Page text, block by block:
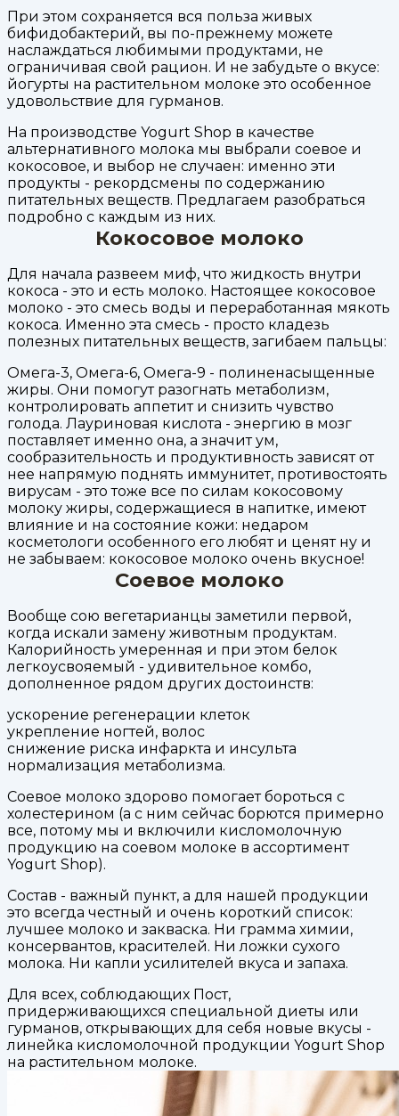
При этом сохраняется вся польза живых
бифидобактерий, вы по-прежнему можете
наслаждаться любимыми продуктами, не
ограничивая свой рацион. И не забудьте о вкусе:
йогурты на растительном молоке это особенное
удовольствие для гурманов.
На производстве Yogurt Shop в качестве
альтернативного молока мы выбрали соевое и
кокосовое, и выбор не случаен: именно эти
продукты - рекордсмены по содержанию
питательных веществ. Предлагаем разобраться
подробно с каждым из них.
Кокосовое молоко
Для начала развеем миф, что жидкость внутри
кокоса - это и есть молоко. Настоящее кокосовое
молоко - это смесь воды и переработанная мякоть
кокоса. Именно эта смесь - просто кладезь
полезных питательных веществ, загибаем пальцы:
Омега-3, Омега-6, Омега-9 - полиненасыщенные
жиры. Они помогут разогнать метаболизм,
контролировать аппетит и снизить чувство
голода. Лауриновая кислота - энергию в мозг
поставляет именно она, а значит ум,
сообразительность и продуктивность зависят от
нее напрямую поднять иммунитет, противостоять
вирусам - это тоже все по силам кокосовому
молоку жиры, содержащиеся в напитке, имеют
влияние и на состояние кожи: недаром
косметологи особенного его любят и ценят ну и
не забываем: кокосовое молоко очень вкусное!
Соевое молоко
Вообще сою вегетарианцы заметили первой,
когда искали замену животным продуктам.
Калорийность умеренная и при этом белок
легкоусвояемый - удивительное комбо,
дополненное рядом других достоинств:
ускорение регенерации клеток
укрепление ногтей, волос
снижение риска инфаркта и инсульта
нормализация метаболизма.
Соевое молоко здорово помогает бороться с
холестерином (а с ним сейчас борются примерно
все, потому мы и включили кисломолочную
продукцию на соевом молоке в ассортимент
Yogurt Shop).
Состав - важный пункт, а для нашей продукции
это всегда честный и очень короткий список:
лучшее молоко и закваска. Ни грамма химии,
консервантов, красителей. Ни ложки сухого
молока. Ни капли усилителей вкуса и запаха.
Для всех, соблюдающих Пост,
придерживающихся специальной диеты или
гурманов, открывающих для себя новые вкусы -
линейка кисломолочной продукции Yogurt Shop
на растительном молоке.